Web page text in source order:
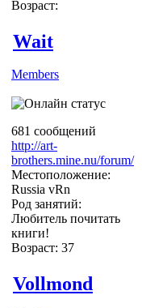
Возраст:
Wait
Members
681 сообщений
http://art-
brothers.mine.nu/forum/
Местоположение:
Russia vRn
Род занятий:
Любитель почитать
книги!
Возраст: 37
Vollmond